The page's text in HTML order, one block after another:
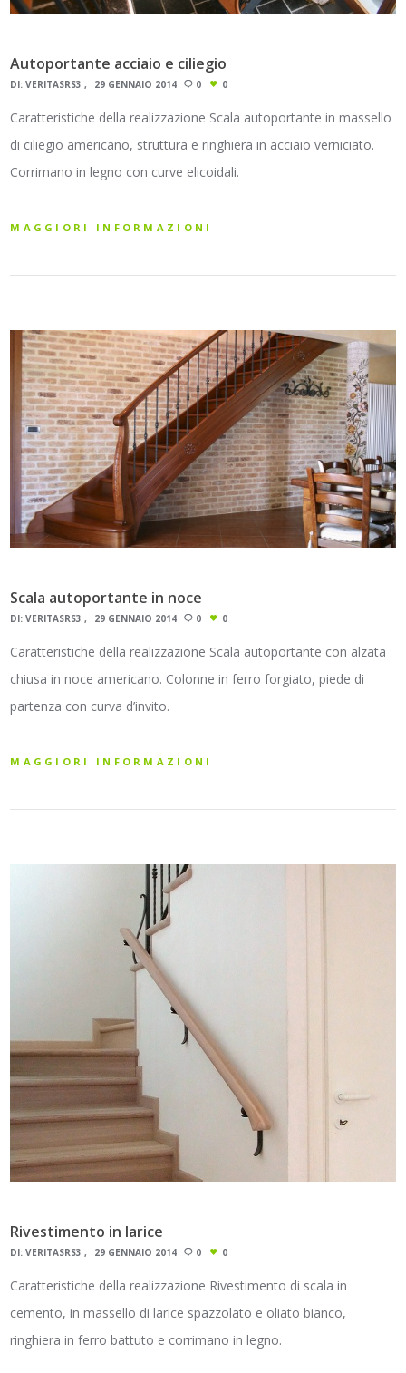
Autoportante acciaio e ciliegio
DI:VERITASRS3 29 GENNAIO 2014 0 0
Caratteristiche della realizzazione Scala autoportante in massello
di ciliegio americano, struttura e ringhiera in acciaio verniciato.
Corrimano in legno con curve elicoidali.
MAGGIORI INFORMAZIONI
Scala autoportante in noce
DI:VERITASRS3 29 GENNAIO 2014 0 0
Caratteristiche della realizzazione Scala autoportante con alzata
chiusa in noce americano. Colonne in ferro forgiato, piede di
partenza con curva d’invito.
MAGGIORI INFORMAZIONI
Rivestimento in larice
DI:VERITASRS3 29 GENNAIO 2014 0 0
Caratteristiche della realizzazione Rivestimento di scala in
cemento, in massello di larice spazzolato e oliato bianco,
ringhiera in ferro battuto e corrimano in legno.